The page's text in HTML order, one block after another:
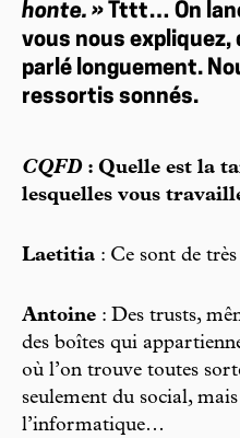
honte. » Tttt… On
vous nous expliquez,
parlé longuement.
ressortis sonnés.
CQFD: Quelle est la
lesquelles vous
Laetitia : Ce sont de
Antoine : Des trusts,
des boîtes qui
où l’on trouve toutes
seulement du social,
l’informatique…